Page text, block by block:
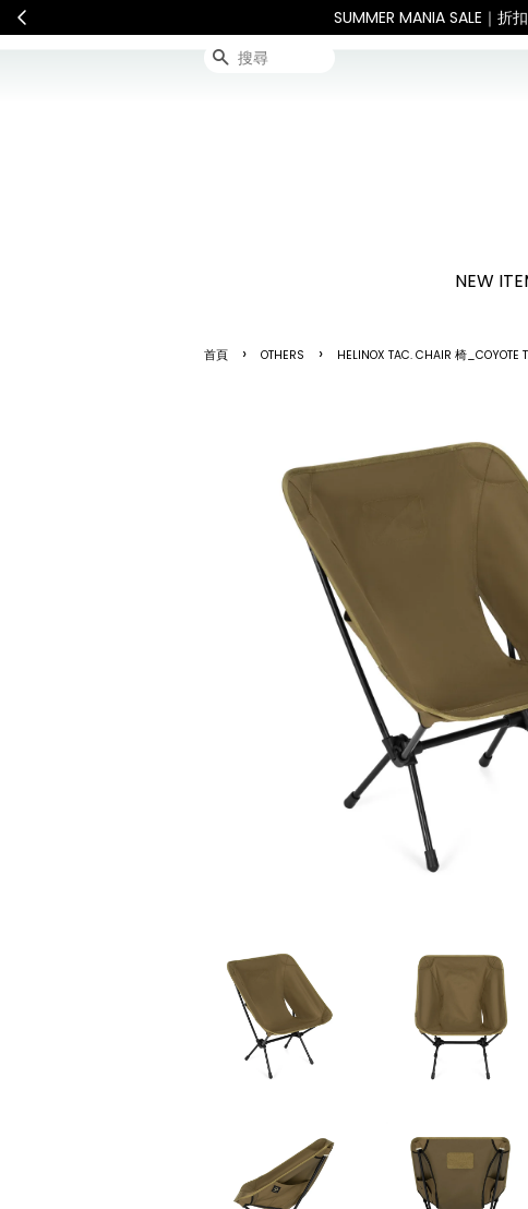
連假期間宅配服務將暫停配送。 如遇假
搜尋
NEW
首頁 › OTHERS › HELINOX TAC. CHAIR 椅_COYOTE